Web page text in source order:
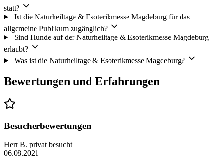
statt?
Ist die Naturheiltage & Esoterikmesse Magdeburg für das
allgemeine Publikum zugänglich?
Sind Hunde auf der Naturheiltage & Esoterikmesse Magdeburg
erlaubt?
Was ist die Naturheiltage & Esoterikmesse Magdeburg?
Bewertungen und Erfahrungen
Besucherbewertungen
Herr B. privat besucht
06.08.2021